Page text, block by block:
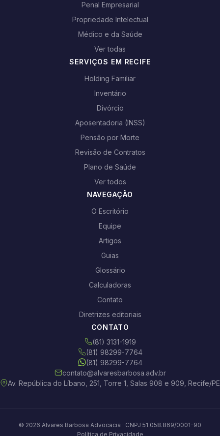
Penal Empresarial
Propriedade Intelectual
Médico e da Saúde
Ver todas
SERVIÇOS EM RECIFE
Holding Familiar
Inventário
Divórcio
Aposentadoria (INSS)
Pensão por Morte
Revisão de Contratos
Plano de Saúde
Ver todos
NAVEGAÇÃO
O Escritório
Equipe
Artigos
Guias
Glossário
Calculadoras
Contato
Diretrizes editoriais
CONTATO
(81) 3131-1919
(81) 98299-7764
(81) 98299-7764
contato@alvaresbarbosa.adv.br
Av. República do Líbano, 251, Torre 1, Salas 908 e 909, Recife/PE
© 2026 Alvares Barbosa Advocacia · CNPJ 51.058.869/0001-90
Política de Privacidade